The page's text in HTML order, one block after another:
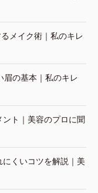
メイク術｜私のキレ
眉の基本｜私のキレ
ト｜美容のプロに聞
くいコツを解説｜美